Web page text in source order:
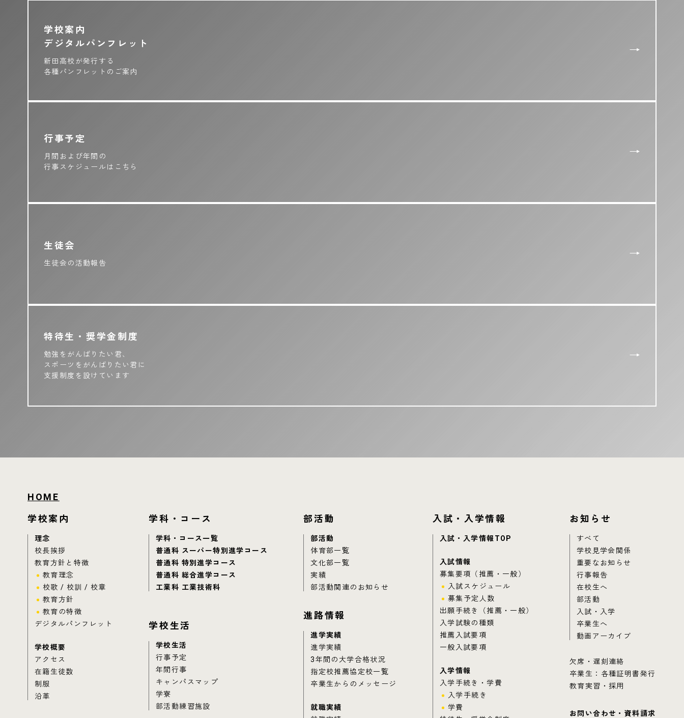
学校案内
デジタルパンフレット
新田高校が発行する
各種パンフレットのご案内
行事予定
月間および年間の
行事スケジュールはこちら
生徒会
生徒会の活動報告
特待生・奨学金制度
勉強をがんばりたい君、
スポーツをがんばりたい君に
支援制度を設けています
HOME
学校案内
理念
校長挨拶
教育方針と特徴
教育理念
校歌 / 校訓 / 校章
教育方針
教育の特徴
デジタルパンフレット
学校概要
アクセス
在籍生徒数
制服
沿革
学科・コース
学科・コース一覧
普通科 スーパー特別進学コース
普通科 特別進学コース
普通科 総合進学コース
工業科 工業技術科
学校生活
学校生活
行事予定
年間行事
キャンパスマップ
学寮
部活動練習施設
部活動
部活動
体育部一覧
文化部一覧
実績
部活動関連のお知らせ
進路情報
進学実績
進学実績
3年間の大学合格状況
指定校推薦協定校一覧
卒業生からのメッセージ
就職実績
入試・入学情報
入試・入学情報TOP
入試情報
募集要項（推薦・一般）
入試スケジュール
募集予定人数
出願手続き（推薦・一般）
入学試験の種類
推薦入試要項
一般入試要項
入学情報
入学手続き・学費
入学手続き
学費
お知らせ
すべて
学校見学会関係
重要なお知らせ
行事報告
在校生へ
部活動
入試・入学
卒業生へ
動画アーカイブ
欠席・遅刻連絡
卒業生：各種証明書発行
教育実習・採用
お問い合わせ・資料請求